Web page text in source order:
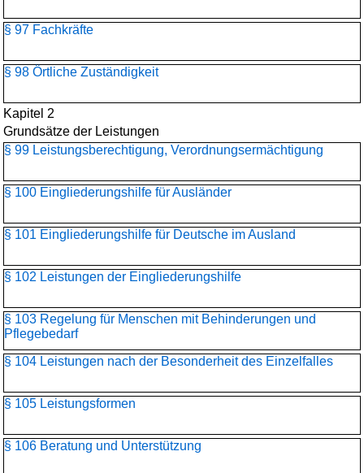
§ 97 Fachkräfte
§ 98 Örtliche Zuständigkeit
Kapitel 2
Grundsätze der Leistungen
§ 99 Leistungsberechtigung, Verordnungsermächtigung
§ 100 Eingliederungshilfe für Ausländer
§ 101 Eingliederungshilfe für Deutsche im Ausland
§ 102 Leistungen der Eingliederungshilfe
§ 103 Regelung für Menschen mit Behinderungen und
Pflegebedarf
§ 104 Leistungen nach der Besonderheit des Einzelfalles
§ 105 Leistungsformen
§ 106 Beratung und Unterstützung